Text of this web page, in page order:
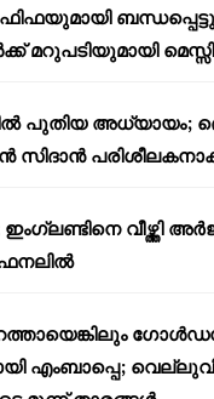
മറുപടിയുമായി മെസ്സി
പുതിയ അധ്യായം;
സിദാൻ
ഇംഗ്ലണ്ടിനെ വീഴ്ത്തി
എംബാപ്പെ;